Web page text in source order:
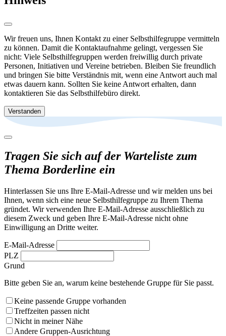
Wir freuen uns, Ihnen Kontakt zu einer Selbsthilfegruppe vermitteln
zu können. Damit die Kontaktaufnahme gelingt, vergessen Sie
nicht: Viele Selbsthilfegruppen werden freiwillig durch private
Personen, Initiativen und Vereine betrieben. Bleiben Sie freundlich
und bringen Sie bitte Verständnis mit, wenn eine Antwort auch mal
etwas dauern kann. Sollten Sie keine Antwort erhalten, dann
kontaktieren Sie das Selbsthilfebüro direkt.
Verstanden
Tragen Sie sich auf der Warteliste zum
Thema Borderline ein
Hinterlassen Sie uns Ihre E-Mail-Adresse und wir melden uns bei
Ihnen, wenn sich eine neue Selbsthilfegruppe zu Ihrem Thema
gründet. Wir verwenden Ihre E-Mail-Adresse ausschließlich zu
diesem Zweck und geben Ihre E-Mail-Adresse nicht ohne
Einwilligung an Dritte weiter.
E-Mail-Adresse
PLZ
Grund
Bitte geben Sie an, warum keine bestehende Gruppe für Sie passt.
Keine passende Gruppe vorhanden
Treffzeiten passen nicht
Nicht in meiner Nähe
Andere Gruppen-Ausrichtung